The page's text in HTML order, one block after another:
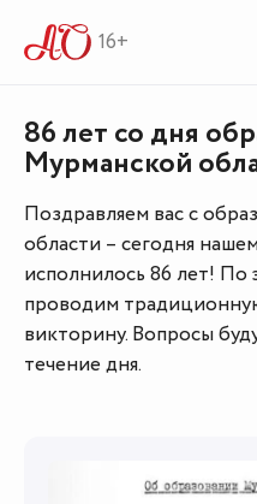
16+
86 лет со дня
Мурманской
Поздравляем вас с
области – сегодня
исполнилось 86 лет! По
проводим
викторину. Вопросы
течение дня.